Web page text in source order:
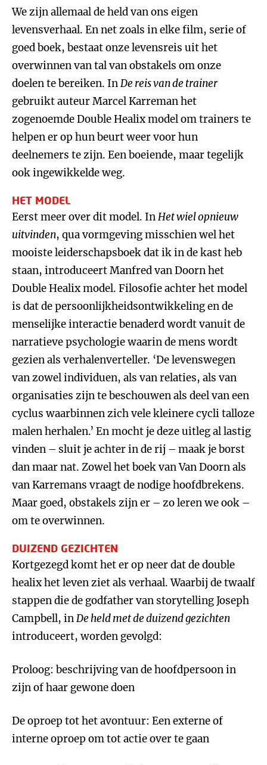
We zijn allemaal de held van ons eigen
levensverhaal. En net zoals in elke film, serie of
goed boek, bestaat onze levensreis uit het
overwinnen van tal van obstakels om onze
doelen te bereiken. InDe reis van de trainer
gebruikt auteur Marcel Karreman het
zogenoemde Double Healix model om trainers te
helpen er op hun beurt weer voor hun
deelnemers te zijn. Een boeiende, maar tegelijk
ook ingewikkelde weg.
HET MODEL
Eerst meer over dit model. InHet wiel opnieuw
uitvinden, qua vormgeving misschien wel het
mooiste leiderschapsboek dat ik in de kast heb
staan, introduceert Manfred van Doorn het
Double Healix model. Filosofie achter het model
is dat de persoonlijkheidsontwikkeling en de
menselijke interactie benaderd wordt vanuit de
narratieve psychologie waarin de mens wordt
gezien als verhalenverteller. ‘De levenswegen
van zowel individuen, als van relaties, als van
organisaties zijn te beschouwen als deel van een
cyclus waarbinnen zich vele kleinere cycli talloze
malen herhalen.’ En mocht je deze uitleg al lastig
vinden – sluit je achter in de rij – maak je borst
dan maar nat. Zowel het boek van Van Doorn als
van Karremans vraagt de nodige hoofdbrekens.
Maar goed, obstakels zijn er – zo leren we ook –
om te overwinnen.
DUIZEND GEZICHTEN
Kortgezegd komt het er op neer dat de double
healix het leven ziet als verhaal. Waarbij de twaalf
stappen die de godfather van storytelling Joseph
Campbell, inDe held met de duizend gezichten
introduceert, worden gevolgd:
Proloog: beschrijving van de hoofdpersoon in
zijn of haar gewone doen
De oproep tot het avontuur: Een externe of
interne oproep om tot actie over te gaan